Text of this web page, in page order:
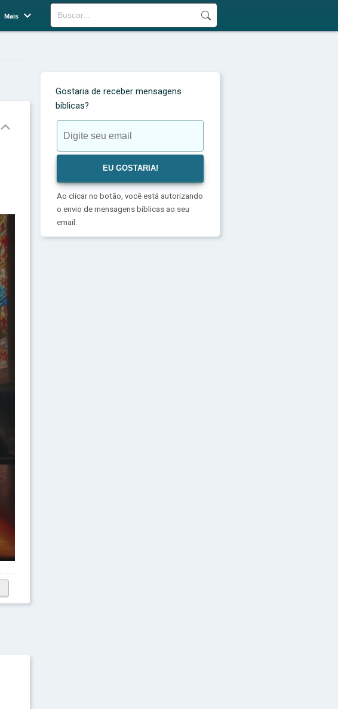
Mais 

Gostaria de receber mensagens
bíblicas?
Ao clicar no botão, você está autorizando
o envio de mensagens bíblicas ao seu
email.